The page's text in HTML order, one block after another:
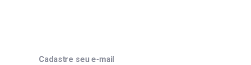
Cadastre seu e-mail